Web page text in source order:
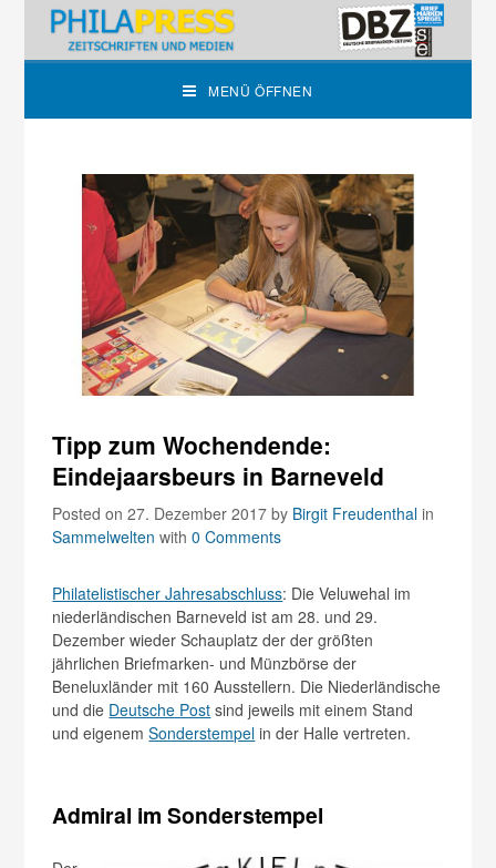
MENÜ ÖFFNEN
Tipp zum Wochendende:
Eindejaarsbeurs in Barneveld
Posted on 27. Dezember 2017by Birgit Freudenthal in
Sammelwelten with0 Comments
Philatelistischer Jahresabschluss: Die Veluwehal im
niederländischen Barneveld ist am 28. und 29.
Dezember wieder Schauplatz der der größten
jährlichen Briefmarken- und Münzbörse der
Beneluxländer mit 160 Ausstellern. Die Niederländische
und die Deutsche Post sind jeweils mit einem Stand
und eigenemSonderstempel in der Halle vertreten.
Admiral im Sonderstempel